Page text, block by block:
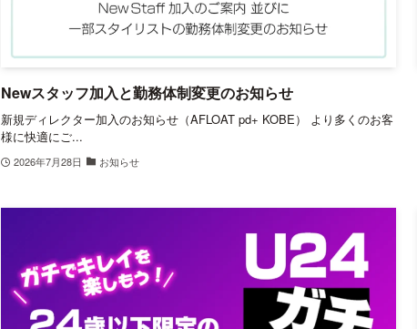
Newスタッフ加入と勤務体制変更のお知らせ
新規ディレクター加入のお知らせ（AFLOAT pd+ KOBE） より多くのお客
様に快適にご...
2026年7月28日 お知らせ